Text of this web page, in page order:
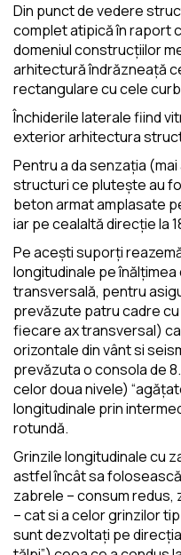
Din punct de vedere
complet atipică în raport
domeniul construcțiilor
arhitectură îndrăzneață
rectangulare cu cele
Închiderile laterale fiind
exterior arhitectura
Pentru a da senzația
structuri ce plutește au
beton armat amplasate
iar pe cealaltă direcție la
Pe acești suporți
longitudinale pe
transversală, pentru
prevăzute patru cadre
fiecare ax transversal)
orizontale din vânt si
prevăzuta o consola de
celor doua nivele)
longitudinale prin
rotundă.
Grinzile longitudinale cu
astfel încât sa
zabrele – consum redus,
– cat si a celor grinzilor
sunt dezvoltați pe